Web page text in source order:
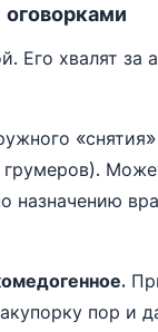
Его хвалят за
пор и